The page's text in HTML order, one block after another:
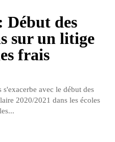
Début des
sur un litige
frais
avec le début des
2020/2021 dans les écoles